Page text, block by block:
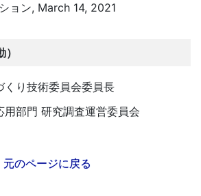
ョン, March 14, 2021
くり技術委員会委員長
用部門 研究調査運営委員会
元のページに戻る